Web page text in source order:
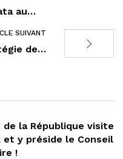
au…
SUIVANT
de…
la République visite
et y préside le Conseil
!